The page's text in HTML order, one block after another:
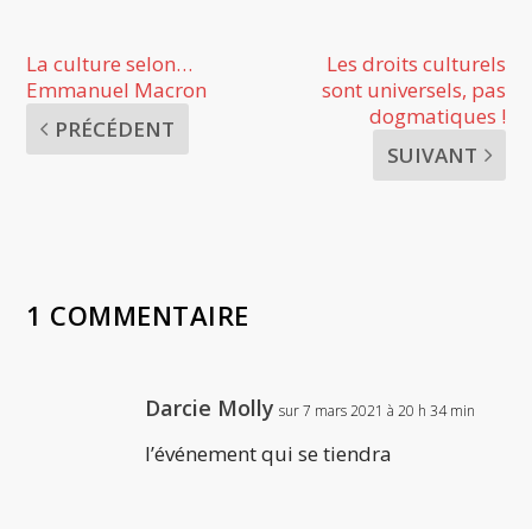
La culture selon…
Emmanuel Macron
PRÉCÉDENT
Les droits culturels
sont universels, pas
dogmatiques !
SUIVANT
1 COMMENTAIRE
Darcie Molly sur 7 mars 2021 à 20 h 34 min
l’événement qui se tiendra